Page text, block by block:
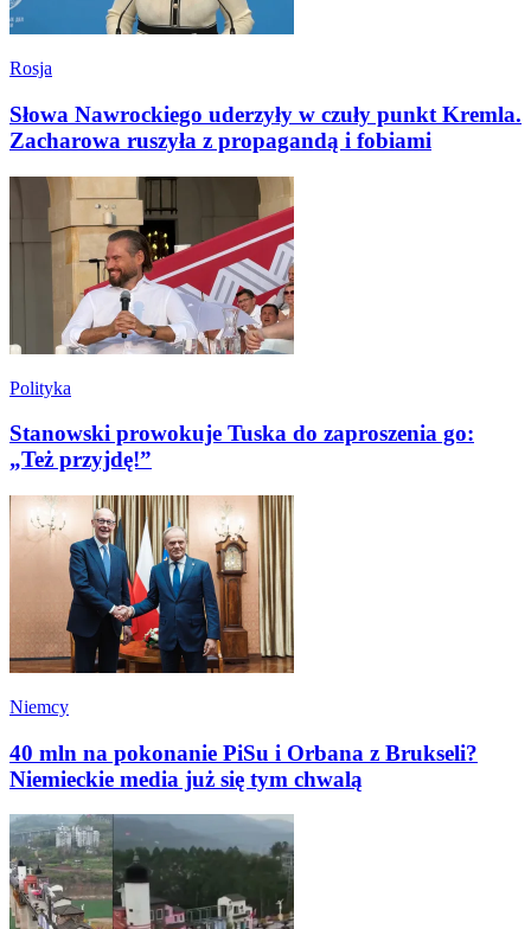
Rosja
Słowa Nawrockiego uderzyły w czuły punkt Kremla.
Zacharowa ruszyła z propagandą i fobiami
Polityka
Stanowski prowokuje Tuska do zaproszenia go:
„Też przyjdę!”
Niemcy
40 mln na pokonanie PiSu i Orbana z Brukseli?
Niemieckie media już się tym chwalą